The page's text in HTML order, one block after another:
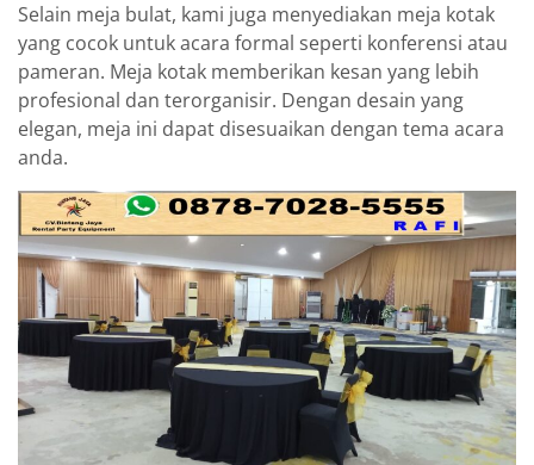
Selain meja bulat, kami juga menyediakan meja kotak
yang cocok untuk acara formal seperti konferensi atau
pameran. Meja kotak memberikan kesan yang lebih
profesional dan terorganisir. Dengan desain yang
elegan, meja ini dapat disesuaikan dengan tema acara
anda.